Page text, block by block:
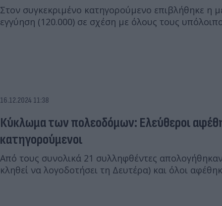
Στον συγκεκριμένο κατηγορούμενο επιβλήθηκε η
εγγύηση (120.000) σε σχέση με όλους τους
16.12.2024 11:38
Κύκλωμα των πολεοδόμων: Ελεύθεροι
κατηγορούμενοι
Από τους συνολικά 21 συλληφθέντες
κληθεί να λογοδοτήσει τη Δευτέρα) και όλοι